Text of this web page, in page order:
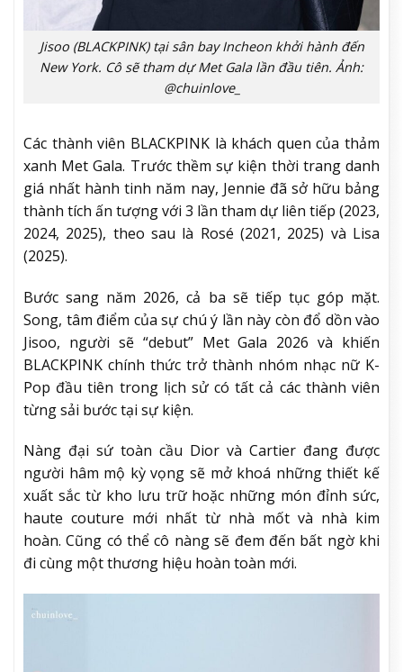
Jisoo (BLACKPINK) tại sân bay Incheon khởi hành đến
New York. Cô sẽ tham dự Met Gala lần đầu tiên. Ảnh:
@chuinlove_
Các thành viên BLACKPINK là khách quen của thảm
xanh Met Gala. Trước thềm sự kiện thời trang danh
giá nhất hành tinh năm nay, Jennie đã sở hữu bảng
thành tích ấn tượng với 3 lần tham dự liên tiếp (2023,
2024, 2025), theo sau là Rosé (2021, 2025) và Lisa
(2025).
Bước sang năm 2026, cả ba sẽ tiếp tục góp mặt.
Song, tâm điểm của sự chú ý lần này còn đổ dồn vào
Jisoo, người sẽ “debut” Met Gala 2026 và khiến
BLACKPINK chính thức trở thành nhóm nhạc nữ K-
Pop đầu tiên trong lịch sử có tất cả các thành viên
từng sải bước tại sự kiện.
Nàng đại sứ toàn cầu Dior và Cartier đang được
người hâm mộ kỳ vọng sẽ mở khoá những thiết kế
xuất sắc từ kho lưu trữ hoặc những món đỉnh sức,
haute couture mới nhất từ nhà mốt và nhà kim
hoàn. Cũng có thể cô nàng sẽ đem đến bất ngờ khi
đi cùng một thương hiệu hoàn toàn mới.